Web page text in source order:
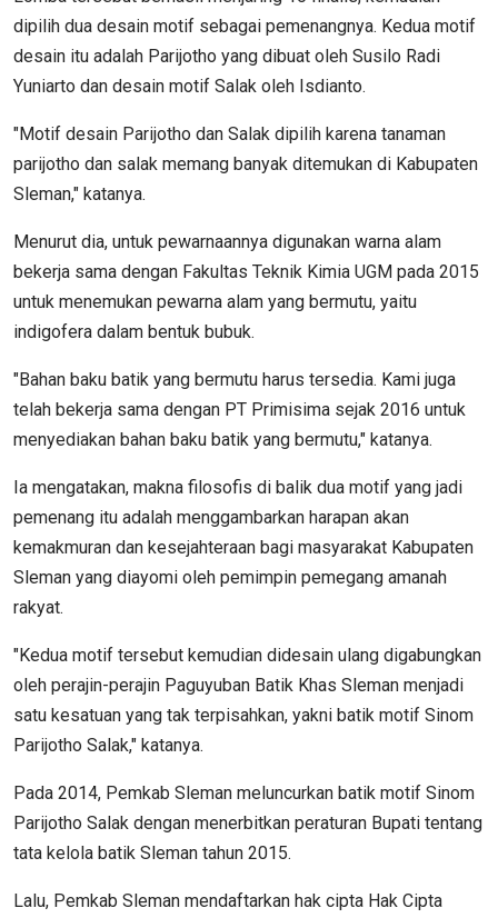
dipilih dua desain motif sebagai pemenangnya. Kedua motif
desain itu adalah Parijotho yang dibuat oleh Susilo Radi
Yuniarto dan desain motif Salak oleh Isdianto.
"Motif desain Parijotho dan Salak dipilih karena tanaman
parijotho dan salak memang banyak ditemukan di Kabupaten
Sleman," katanya.
Menurut dia, untuk pewarnaannya digunakan warna alam
bekerja sama dengan Fakultas Teknik Kimia UGM pada 2015
untuk menemukan pewarna alam yang bermutu, yaitu
indigofera dalam bentuk bubuk.
"Bahan baku batik yang bermutu harus tersedia. Kami juga
telah bekerja sama dengan PT Primisima sejak 2016 untuk
menyediakan bahan baku batik yang bermutu," katanya.
Ia mengatakan, makna filosofis di balik dua motif yang jadi
pemenang itu adalah menggambarkan harapan akan
kemakmuran dan kesejahteraan bagi masyarakat Kabupaten
Sleman yang diayomi oleh pemimpin pemegang amanah
rakyat.
"Kedua motif tersebut kemudian didesain ulang digabungkan
oleh perajin-perajin Paguyuban Batik Khas Sleman menjadi
satu kesatuan yang tak terpisahkan, yakni batik motif Sinom
Parijotho Salak," katanya.
Pada 2014, Pemkab Sleman meluncurkan batik motif Sinom
Parijotho Salak dengan menerbitkan peraturan Bupati tentang
tata kelola batik Sleman tahun 2015.
Lalu, Pemkab Sleman mendaftarkan hak cipta Hak Cipta